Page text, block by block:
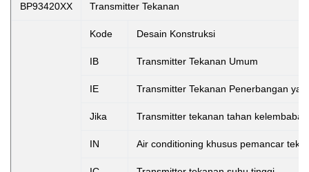
BP93420XX Transmitter Tekanan
Kode Desain Konstruksi
IB Transmitter Tekanan Umum
IE Transmitter Tekanan Penerbangan
Jika Transmitter tekanan tahan kelembaban
IN Air conditioning khusus pemancar